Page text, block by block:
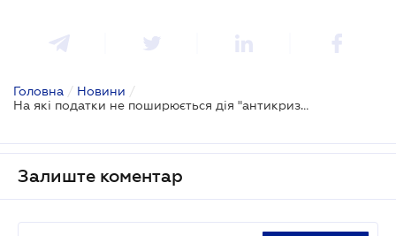
Головна / Новини /
На які податки не поширюється дія "антикризових" законів
Залиште коментар